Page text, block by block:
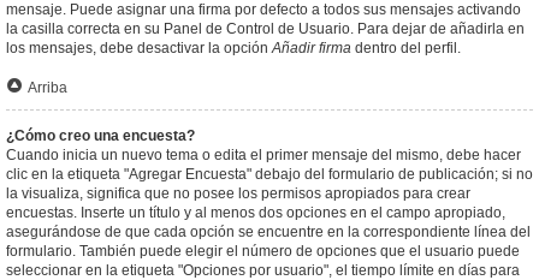
mensaje. Puede asignar una firma por defecto a todos sus mensajes activando
la casilla correcta en su Panel de Control de Usuario. Para dejar de añadirla en
los mensajes, debe desactivar la opciónAñadir firma dentro del perfil.
Arriba
¿Cómo creo una encuesta?
Cuando inicia un nuevo tema o edita el primer mensaje del mismo, debe hacer
clic en la etiqueta "Agregar Encuesta" debajo del formulario de publicación; si no
la visualiza, significa que no posee los permisos apropiados para crear
encuestas. Inserte un título y al menos dos opciones en el campo apropiado,
asegurándose de que cada opción se encuentre en la correspondiente línea del
formulario. También puede elegir el número de opciones que el usuario puede
seleccionar en la etiqueta "Opciones por usuario", el tiempo límite en días para